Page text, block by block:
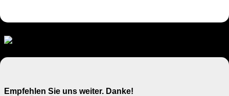
Empfehlen Sie uns weiter. Danke!